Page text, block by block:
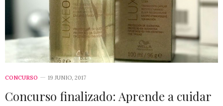
CONCURSO 19 JUNIO, 2017
Concurso finalizado: Aprende a cuidar